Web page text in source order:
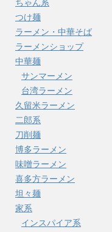
ちゃん系
つけ麺
ラーメン・中華そば
ラーメンショップ
中華麺
サンマーメン
台湾ラーメン
久留米ラーメン
二郎系
刀削麺
博多ラーメン
味噌ラーメン
喜多方ラーメン
坦々麺
家系
インスパイア系